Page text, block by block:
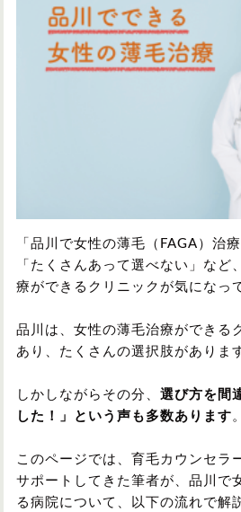
円形脱毛症
お問い合わせ
「品川で女性の薄毛（FAGA）治
「たくさんあって選べない」など
療ができるクリニックが気になっ
品川は、女性の薄毛治療ができる
あり、たくさんの選択肢がありま
しかしながらその分、 選び方を間
した！」という声も多数あります 。
このページでは、育毛カウンセラ
サポートしてきた筆者が、品川で
る病院について、以下の流れで解
つむじハゲ
対策・アイテムから記事を探す